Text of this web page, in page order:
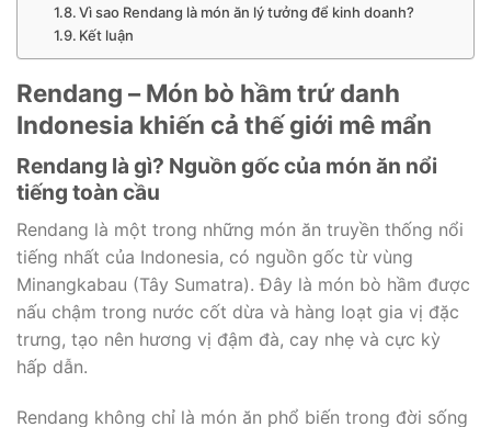
Vì sao Rendang là món ăn lý tưởng để kinh doanh?
Kết luận
Rendang – Món bò hầm trứ danh
Indonesia khiến cả thế giới mê mẩn
Rendang là gì? Nguồn gốc của món ăn nổi
tiếng toàn cầu
Rendang là một trong những món ăn truyền thống nổi
tiếng nhất của Indonesia, có nguồn gốc từ vùng
Minangkabau (Tây Sumatra). Đây là món bò hầm được
nấu chậm trong nước cốt dừa và hàng loạt gia vị đặc
trưng, tạo nên hương vị đậm đà, cay nhẹ và cực kỳ
hấp dẫn.
Rendang không chỉ là món ăn phổ biến trong đời sống